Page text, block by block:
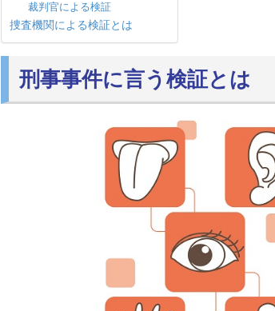
裁判官による検証
捜査機関による検証とは
刑事事件に言う検証とは